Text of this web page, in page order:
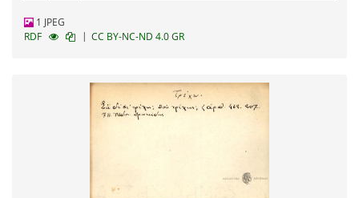
1 JPEG
RDF
| CC BY-NC-ND 4.0 GR